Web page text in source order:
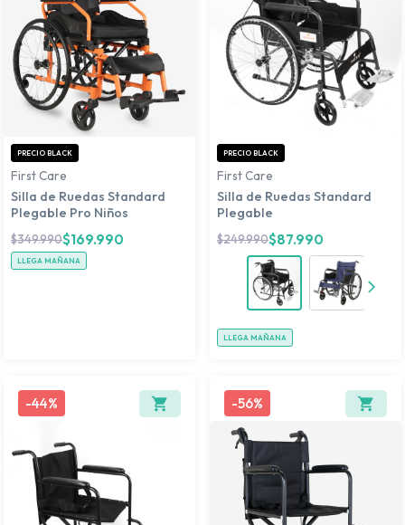
PRECIO BLACK
First Care
Silla de Ruedas Standard
Plegable Pro Niños
$349.990$169.990
LLEGA MAÑANA
PRECIO BLACK
First Care
Silla de Ruedas Standard
Plegable
$249.990$87.990
LLEGA MAÑANA
-44% -56%